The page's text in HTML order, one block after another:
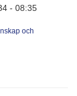
- 08:35
och